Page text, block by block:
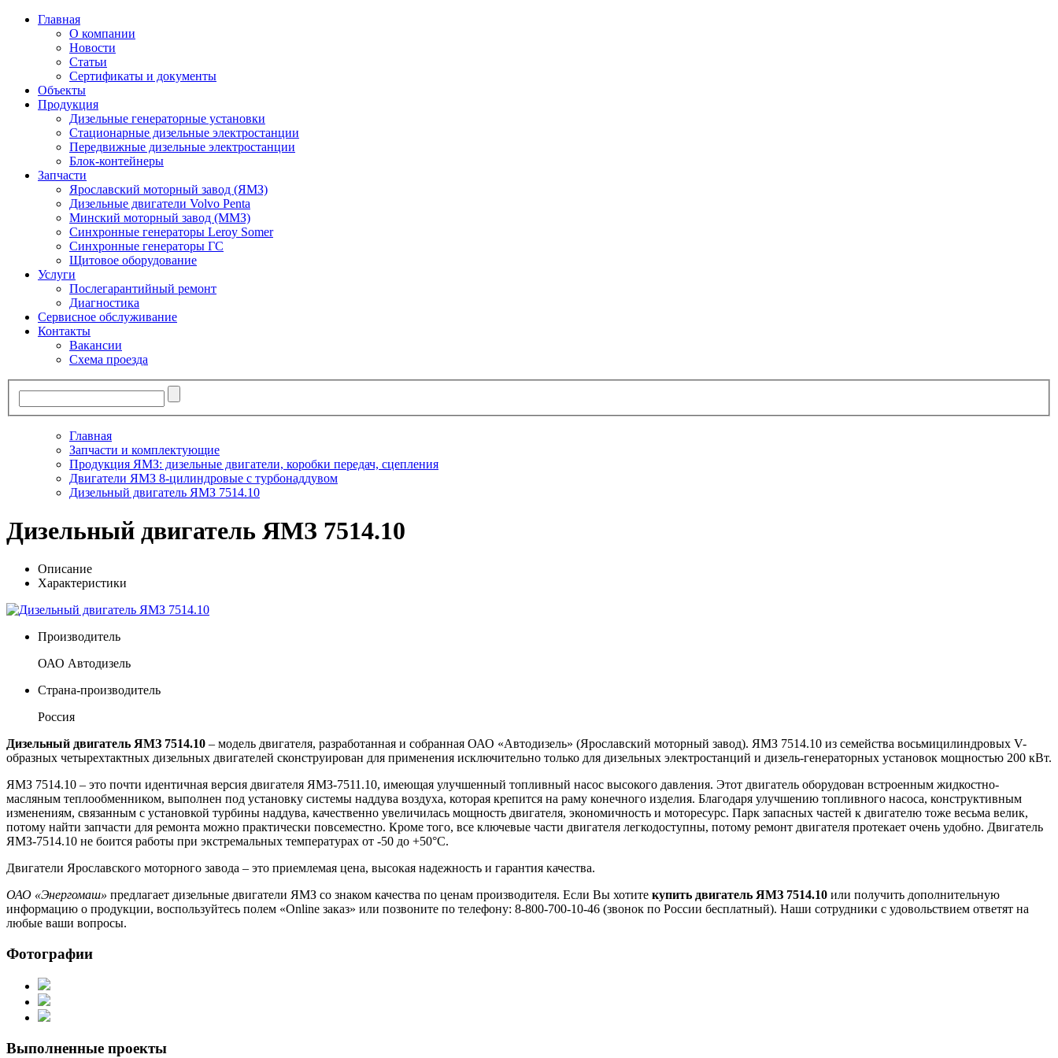
Главная
О компании
Новости
Статьи
Сертификаты и документы
Объекты
Продукция
Дизельные генераторные установки
Стационарные дизельные электростанции
Передвижные дизельные электростанции
Блок-контейнеры
Запчасти
Ярославский моторный завод (ЯМЗ)
Дизельные двигатели Volvo Penta
Минский моторный завод (ММЗ)
Синхронные генераторы Leroy Somer
Синхронные генераторы ГС
Щитовое оборудование
Услуги
Послегарантийный ремонт
Диагностика
Сервисное обслуживание
Контакты
Вакансии
Схема проезда
Главная
Запчасти и комплектующие
Продукция ЯМЗ: дизельные двигатели, коробки передач, сцепления
Двигатели ЯМЗ 8-цилиндровые с турбонаддувом
Дизельный двигатель ЯМЗ 7514.10
Дизельный двигатель ЯМЗ 7514.10
Описание
Характеристики
Производитель
ОАО Автодизель
Страна-производитель
Россия
Дизельный двигатель ЯМЗ 7514.10 – модель двигателя, разработанная и собранная ОАО «Автодизель» (Ярославский моторный завод). ЯМЗ 7514.10 из семейства восьмицилиндровых V-
образных четырехтактных дизельных двигателей сконструирован для применения исключительно только для дизельных электростанций и дизель-генераторных установок мощностью 200 кВт.
ЯМЗ 7514.10 – это почти идентичная версия двигателя ЯМЗ-7511.10, имеющая улучшенный топливный насос высокого давления. Этот двигатель оборудован встроенным жидкостно-
масляным теплообменником, выполнен под установку системы наддува воздуха, которая крепится на раму конечного изделия. Благодаря улучшению топливного насоса, конструктивным
изменениям, связанным с установкой турбины наддува, качественно увеличилась мощность двигателя, экономичность и моторесурс. Парк запасных частей к двигателю тоже весьма велик,
потому найти запчасти для ремонта можно практически повсеместно. Кроме того, все ключевые части двигателя легкодоступны, потому ремонт двигателя протекает очень удобно. Двигатель
ЯМЗ-7514.10 не боится работы при экстремальных температурах от -50 до +50°С.
Двигатели Ярославского моторного завода – это приемлемая цена, высокая надежность и гарантия качества.
ОАО «Энергомаш» предлагает дизельные двигатели ЯМЗ со знаком качества по ценам производителя. Если Вы хотите купить двигатель ЯМЗ 7514.10 или получить дополнительную
информацию о продукции, воспользуйтесь полем «Online заказ» или позвоните по телефону: 8-800-700-10-46 (звонок по России бесплатный). Наши сотрудники с удовольствием ответят на
любые ваши вопросы.
Фотографии
Выполненные проекты